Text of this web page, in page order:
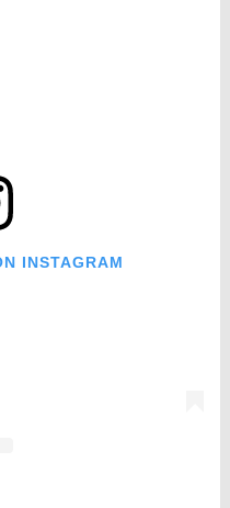
INSTAGRAM